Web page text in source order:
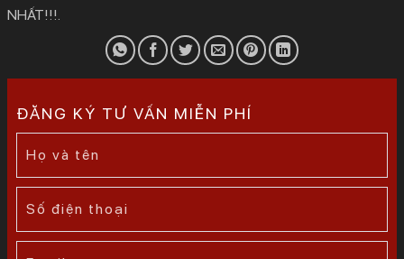
NHẤT!!!.
ĐĂNG KÝ TƯ VẤN MIỄN PHÍ